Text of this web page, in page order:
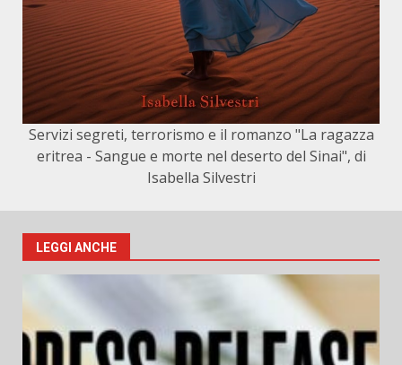
Servizi segreti, terrorismo e il romanzo "La ragazza
eritrea - Sangue e morte nel deserto del Sinai", di
Isabella Silvestri
LEGGI ANCHE